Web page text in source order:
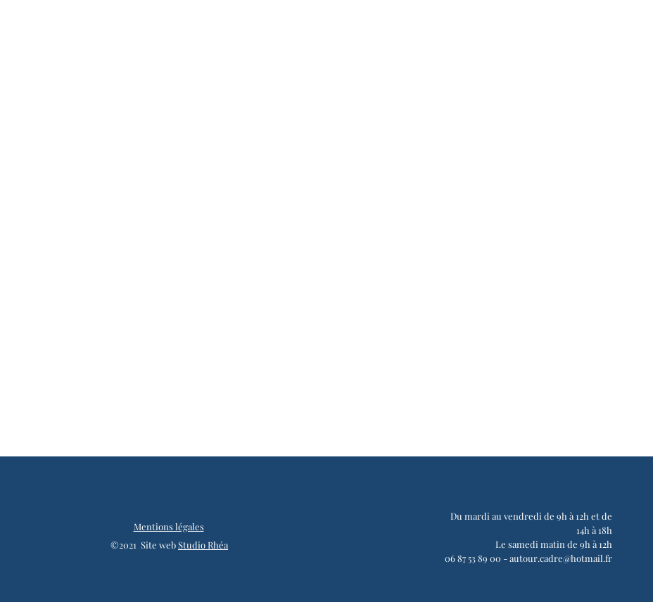
Mentions légales
©2021 Site webStudio Rhéa
Du mardi au vendredi de 9h à 12h et de
14h à 18h
Le samedi matin de 9h à 12h
06 87 53 89 00 -autour.cadre@hotmail.fr